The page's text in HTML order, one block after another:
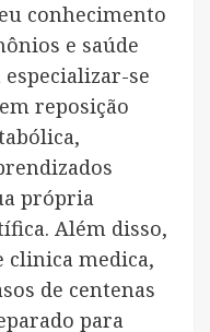
conhecimento
e saúde
se
reposição
própria
Além disso,
clinica medica,
de centenas
para